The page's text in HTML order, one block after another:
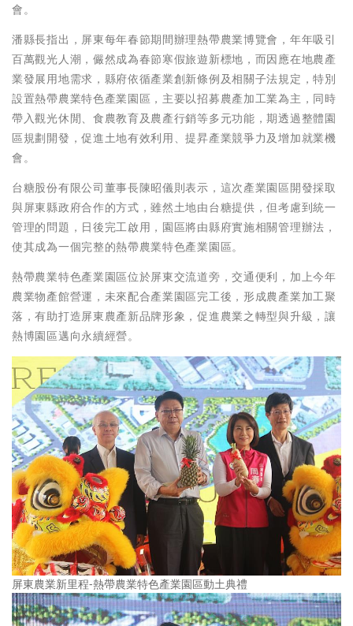
會。
潘縣長指出，屏東每年春節期間辦理熱帶農業博覽會，年年吸引
百萬觀光人潮，儼然成為春節寒假旅遊新標地，而因應在地農產
業發展用地需求，縣府依循產業創新條例及相關子法規定，特別
設置熱帶農業特色產業園區，主要以招募農產加工業為主，同時
帶入觀光休閒、食農教育及農產行銷等多元功能，期透過整體園
區規劃開發，促進土地有效利用、提昇產業競爭力及增加就業機
會。
台糖股份有限公司董事長陳昭儀則表示，這次產業園區開發採取
與屏東縣政府合作的方式，雖然土地由台糖提供，但考慮到統一
管理的問題，日後完工啟用，園區將由縣府實施相關管理辦法，
使其成為一個完整的熱帶農業特色產業園區。
熱帶農業特色產業園區位於屏東交流道旁，交通便利，加上今年
農業物產館營運，未來配合產業園區完工後，形成農產業加工聚
落，有助打造屏東農產新品牌形象，促進農業之轉型與升級，讓
熱博園區邁向永續經營。
屏東農業新里程-熱帶農業特色產業園區動土典禮